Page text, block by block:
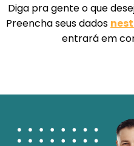
Diga pra gente o que
Preencha seus dados
entrará em